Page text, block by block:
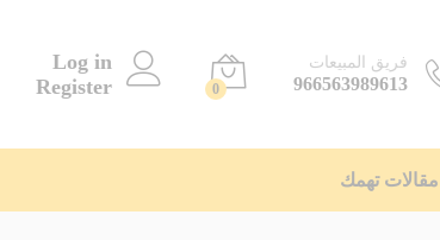
فريق المبيعات
966563989613
0
Log in
Register
مقالات تهمك